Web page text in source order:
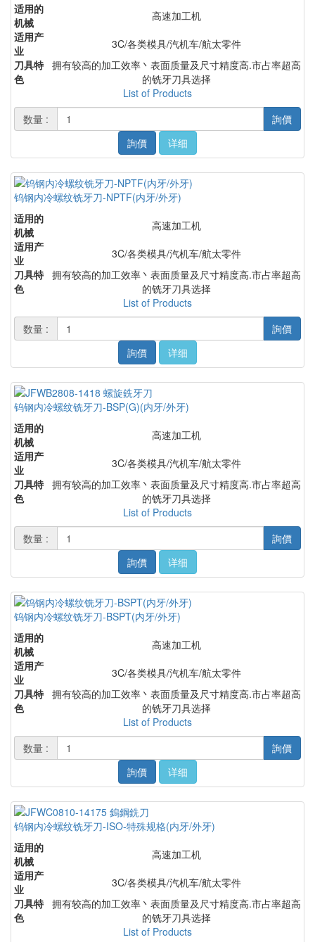
适用的
机械
高速加工机
适用产
业
3C/各类模具/汽机车/航太零件
刀具特
色
拥有较高的加工效率丶表面质量及尺寸精度高.市占率超高
的铣牙刀具选择
List of Products
数量 :
詢價
詢價
详细
钨钢内冷螺纹铣牙刀-NPTF(内牙/外牙)
适用的
机械
高速加工机
适用产
业
3C/各类模具/汽机车/航太零件
刀具特
色
拥有较高的加工效率丶表面质量及尺寸精度高.市占率超高
的铣牙刀具选择
List of Products
数量 :
詢價
詢價
详细
钨钢内冷螺纹铣牙刀-BSP(G)(内牙/外牙)
适用的
机械
高速加工机
适用产
业
3C/各类模具/汽机车/航太零件
刀具特
色
拥有较高的加工效率丶表面质量及尺寸精度高.市占率超高
的铣牙刀具选择
List of Products
数量 :
詢價
詢價
详细
钨钢内冷螺纹铣牙刀-BSPT(内牙/外牙)
适用的
机械
高速加工机
适用产
业
3C/各类模具/汽机车/航太零件
刀具特
色
拥有较高的加工效率丶表面质量及尺寸精度高.市占率超高
的铣牙刀具选择
List of Products
数量 :
詢價
詢價
详细
钨钢内冷螺纹铣牙刀-ISO-特殊规格(内牙/外牙)
适用的
机械
高速加工机
适用产
业
3C/各类模具/汽机车/航太零件
刀具特
色
拥有较高的加工效率丶表面质量及尺寸精度高.市占率超高
的铣牙刀具选择
List of Products